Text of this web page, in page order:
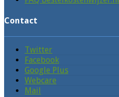
Contact
Twitter
Facebook
Google Plus
Webcare
Mail